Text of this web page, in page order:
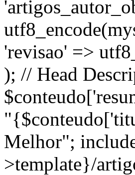
'revisao' =>
); // Head
Melhor";
>template}/